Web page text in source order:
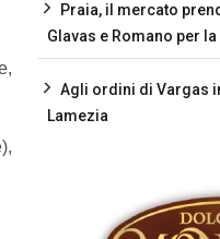
Praia, il mercato
Glavas e Romano per la
Agli ordini di Vargas
Lamezia